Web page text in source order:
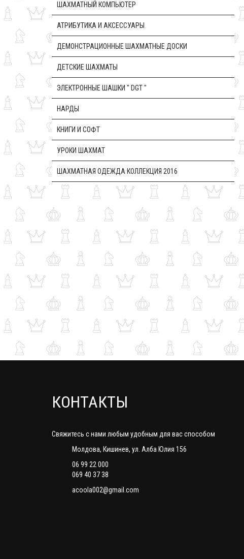
ШАХМАТНЫЙ КОМПЬЮТЕР
АТРИБУТИКА И АКСЕССУАРЫ
ДЕМОНСТРАЦИОННЫЕ ШАХМАТНЫЕ ДОСКИ
ДЕТСКИЕ ШАХМАТЫ
ЭЛЕКТРОННЫЕ ШАШКИ " DGT "
НАРДЫ
КНИГИ И СОФТ
УРОКИ ШАХМАТ
ШАХМАТНАЯ ОДЕЖДА КОЛЛЕКЦИЯ 2016
КОНТАКТЫ
Свяжитесь с нами любым удобным для вас способом
Молдова, Кишинев, ул. Алба Юлия 156
06 99 22 000
069 40 37 38
acoola002@gmail.com